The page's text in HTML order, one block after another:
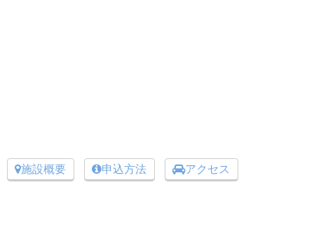
施設概要 申込方法 アクセス